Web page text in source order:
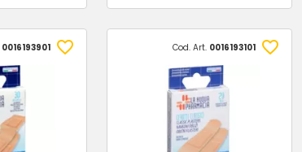
0016193901 Cod. Art. 0016193101